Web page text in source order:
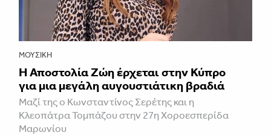
ΜΟΥΣΙΚΉ
Η Αποστολία Ζώη έρχεται στην Κύπρο
για μια μεγάλη αυγουστιάτικη βραδιά
Μαζί της ο Κωνσταντίνος Σερέτης και η
Κλεοπάτρα Τομπάζου στην 27η Χοροεσπερίδα
Μαρωνίου